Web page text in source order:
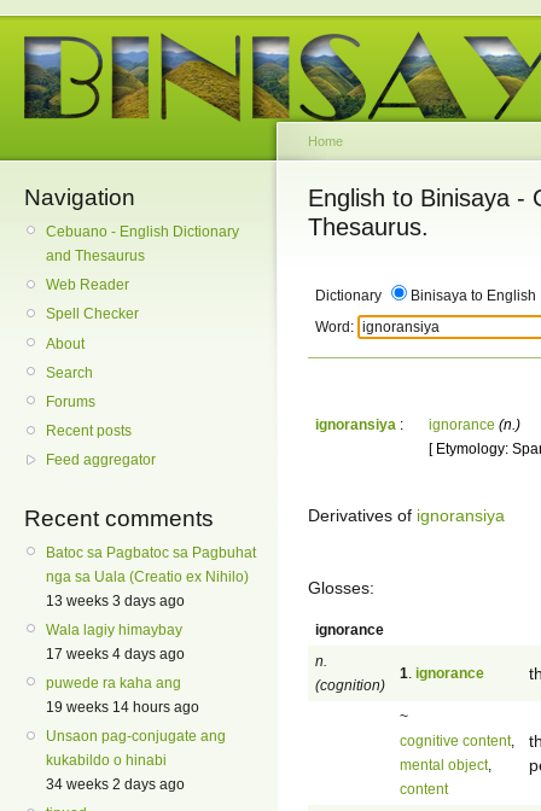
Navigation
Cebuano - English Dictionary
and Thesaurus
Web Reader
Spell Checker
About
Search
Forums
Recent posts
Feed aggregator
Recent comments
Batoc sa Pagbatoc sa Pagbuhat
nga sa Uala (Creatio ex Nihilo)
13 weeks 3 days ago
Wala lagiy himaybay
17 weeks 4 days ago
puwede ra kaha ang
19 weeks 14 hours ago
Unsaon pag-conjugate ang
kukabildo o hinabi
34 weeks 2 days ago
Home
English to Binisaya -
Thesaurus.
Dictionary
Binisaya to English
Word:
ignoransiya : ignorance (n.)
[ Etymology:
Derivatives of ignoransiya
Glosses:
ignorance
n.
(cognition)
1 ignorance
~
cognitive content,
mental object,
content